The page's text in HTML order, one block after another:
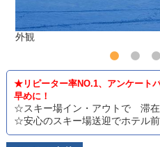
外観
★リピーター率NO.1、アンケート
早めに！
☆スキー場イン・アウトで 滞在
☆安心のスキー場送迎でホテル